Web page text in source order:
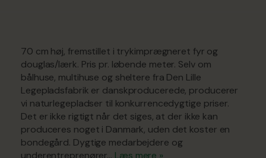
70 cm høj, fremstillet i trykimprægneret fyr og
douglas/lærk. Pris pr. løbende meter. Selv om
bålhuse, multihuse og sheltere fra Den Lille
Legepladsfabrik er danskproducerede, producerer
vi naturlegepladser til konkurrencedygtige priser.
Det er ikke rigtigt når det siges, at der ikke kan
produceres noget i Danmark, uden det koster en
bondegård. Dygtige medarbejdere og
underentreprenører… Læs mere »